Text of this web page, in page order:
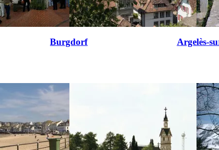
Burgdorf Argelès-